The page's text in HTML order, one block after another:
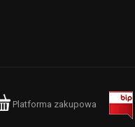
Platforma zakupowa